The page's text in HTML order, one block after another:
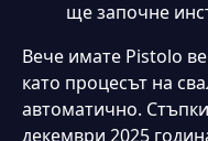
ще започне
Вече имате Pistolo
като процесът на
автоматично.
декември 2025